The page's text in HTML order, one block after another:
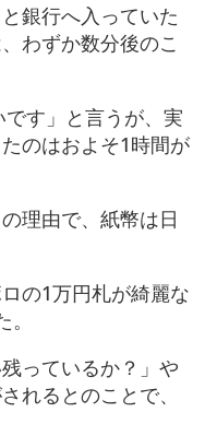
銀行へ入っていた
わずか数分後のこ
です」と言うが、実
のはおよそ1時間が
理由で、紙幣は日
の1万円札が綺麗な
っているか？」や
れるとのことで、